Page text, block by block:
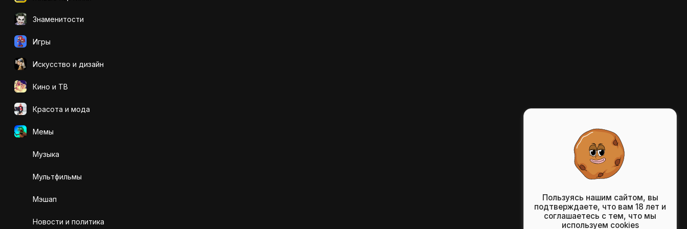
Знаменитости
Игры
Искусcтво и дизайн
Кино и ТВ
Красота и мода
Мемы
Музыка
Мультфильмы
Мэшап
Новости и политика
Пользуясь нашим сайтом, вы
подтверждаете, что вам 18 лет и
соглашаетесь с тем, что мы
используем cookies